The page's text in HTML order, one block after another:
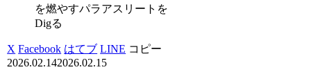
を燃やすパラアスリートを
Digる
X Facebook はてブ LINE コピー
2026.02.142026.02.15